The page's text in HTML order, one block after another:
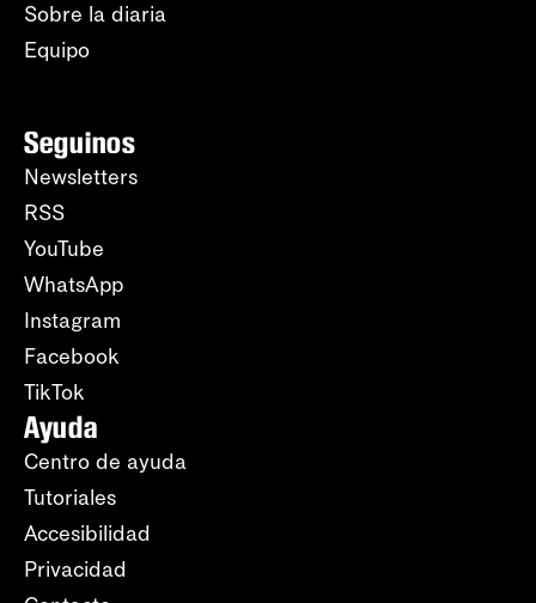
Sobre la diaria
Equipo
Seguinos
Newsletters
RSS
YouTube
WhatsApp
Instagram
Facebook
TikTok
Ayuda
Centro de ayuda
Tutoriales
Accesibilidad
Privacidad